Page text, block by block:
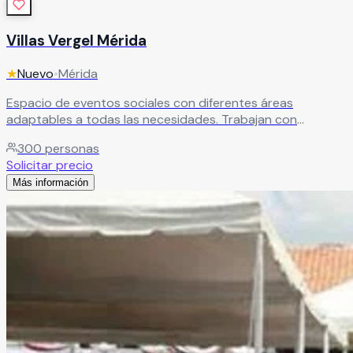
Villas Vergel Mérida
★Nuevo•Mérida
Espacio de eventos sociales con diferentes áreas
adaptables a todas las necesidades. Trabajan con
gran día.Leer más
300 personas
Solicitar precio
Más información